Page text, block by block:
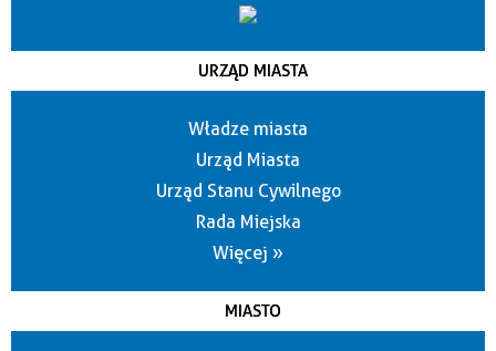
URZĄD MIASTA
Władze miasta
Urząd Miasta
Urząd Stanu Cywilnego
Rada Miejska
Więcej »
MIASTO